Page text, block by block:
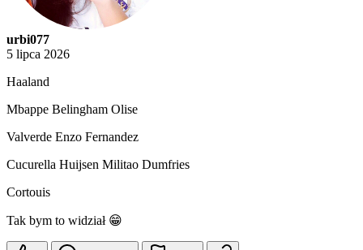
urbi077
5 lipca 2026
Haaland
Mbappe Belingham Olise
Valverde Enzo Fernandez
Cucurella Huijsen Militao Dumfries
Cortouis
Tak bym to widział 😁